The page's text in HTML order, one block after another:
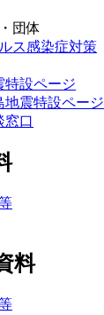
団体
ス感染症対策
特設ページ
地震特設ページ
窓口
料